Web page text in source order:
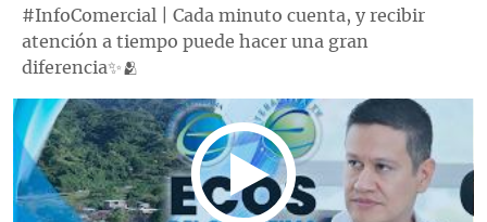
#InfoComercial | Cada minuto cuenta, y recibir
atención a tiempo puede hacer una gran
diferencia✨🫂